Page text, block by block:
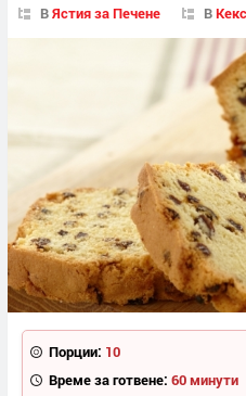
ВЯстия за Печене ВКекс
Порции: 10
Време за готвене: 60 минути